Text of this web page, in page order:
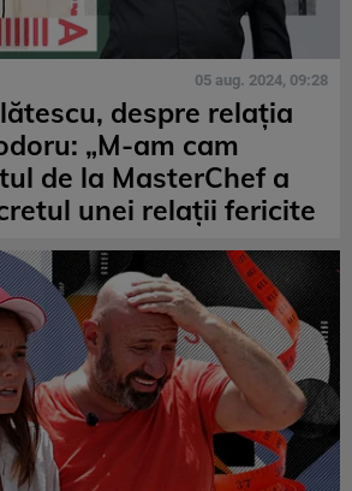
05 aug. 2024, 09:28
despre relația
„M-am cam
de la MasterChef a
unei relații fericite